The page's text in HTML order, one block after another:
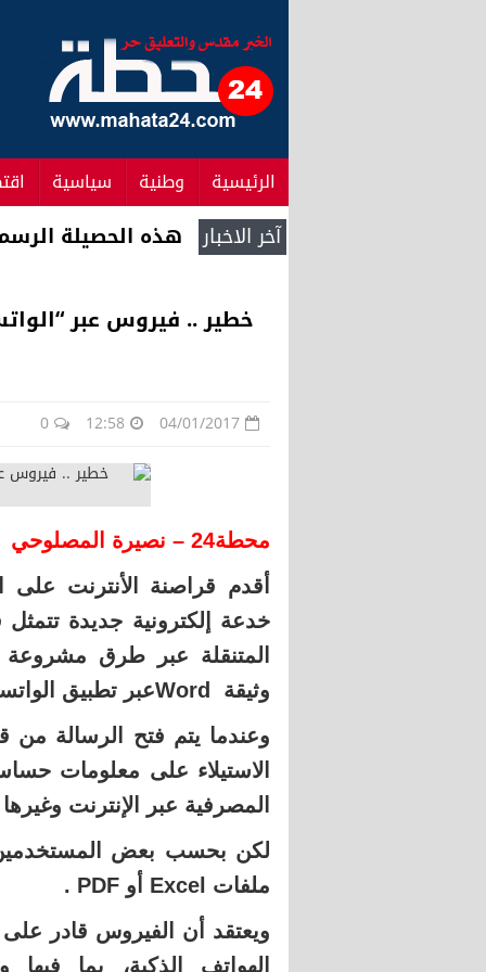
الرئيسية وطنية سياسية
آخر الاخبار
خطير .. فيروس عبر
محطة24 – نصيرة المصلوحي
أقدم قراصنة الأنترنت على
خدعة إلكترونية جديدة
المتنقلة عبر طرق
وثيقة Wordعبر تطبيق الواتساب بشرط أن يكون التطبيق قيد الاستعمال.
وعندما يتم فتح الرسالة من
الاستيلاء على معلومات
المصرفية عبر الإنترنت
لكن بحسب بعض
ملفات Excel أو PDF .
ويعتقد أن الفيروس قادر
الهواتف الذكية، بما